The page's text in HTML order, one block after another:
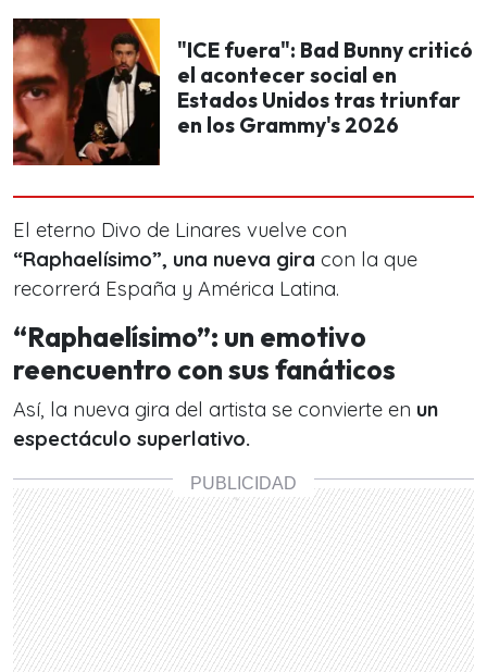
"ICE fuera": Bad Bunny criticó
el acontecer social en
Estados Unidos tras triunfar
en los Grammy's 2026
El eterno Divo de Linares vuelve con
“Raphaelísimo”, una nueva gira con la que
recorrerá España y América Latina.
“Raphaelísimo”: un emotivo
reencuentro con sus fanáticos
Así, la nueva gira del artista se convierte en un
espectáculo superlativo.